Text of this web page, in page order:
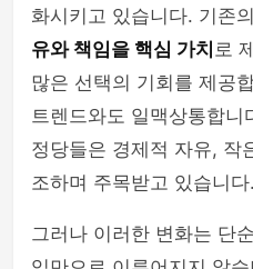
화시키고 있습니다. 기존
유와 책임을 핵심 가치 로
많은 선택의 기회를 제공
트렌드와도 일맥상통합
정당들은 경제적 자유, 작
조하며 주목받고 있습니다.
그러나 이러한 변화는 단